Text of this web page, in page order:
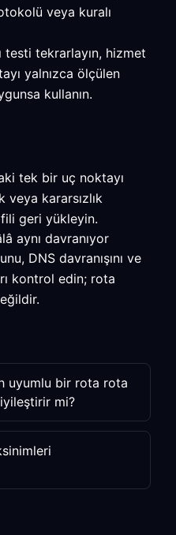
veya kuralı
testi tekrarlayın, hizmet
yalnızca ölçülen
kullanın.
tek bir uç noktayı
veya kararsızlık
geri yükleyin.
aynı davranıyor
DNS davranışını ve
kontrol edin; rota
uyumlu bir rota rota
mi?